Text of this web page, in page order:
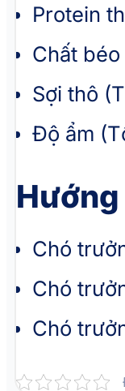
Protein
Chất
Sợi thô
Độ ẩm
Chó
Chó
Chó